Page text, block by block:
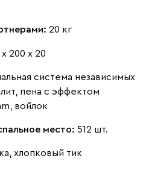
20 кг
200 х 20
система независимых
пена с эффектом
войлок
место: 512 шт.
хлопковый тик